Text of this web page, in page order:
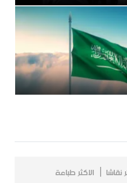
، فلسلفة النشأة ، تنظيراً وتطبيقا.
نقاشا الاكثر طباعة